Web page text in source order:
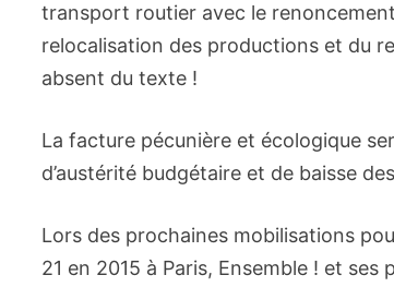
transport routier avec le
relocalisation des productions et du
absent du texte !
La facture pécunière et écologique
d’austérité budgétaire et de baisse
Lors des prochaines mobilisations
21 en 2015 à Paris, Ensemble ! et